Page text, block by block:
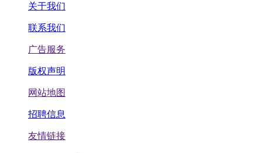
关于我们
联系我们
广告服务
版权声明
网站地图
招聘信息
友情链接